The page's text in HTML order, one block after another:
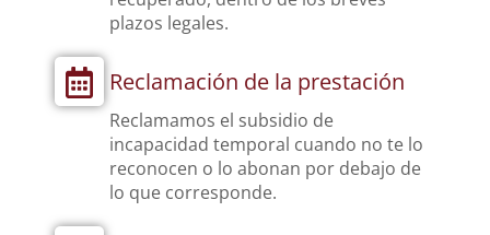
plazos legales.
Reclamación de la prestación
Reclamamos el subsidio de
incapacidad temporal cuando no te lo
reconocen o lo abonan por debajo de
lo que corresponde.